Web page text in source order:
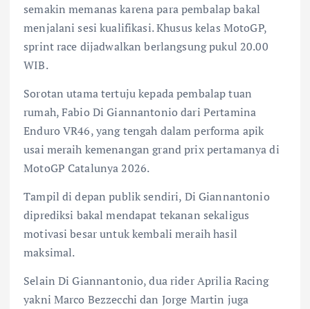
semakin memanas karena para pembalap bakal
menjalani sesi kualifikasi. Khusus kelas MotoGP,
sprint race dijadwalkan berlangsung pukul 20.00
WIB.
Sorotan utama tertuju kepada pembalap tuan
rumah, Fabio Di Giannantonio dari Pertamina
Enduro VR46, yang tengah dalam performa apik
usai meraih kemenangan grand prix pertamanya di
MotoGP Catalunya 2026.
Tampil di depan publik sendiri, Di Giannantonio
diprediksi bakal mendapat tekanan sekaligus
motivasi besar untuk kembali meraih hasil
maksimal.
Selain Di Giannantonio, dua rider Aprilia Racing
yakni Marco Bezzecchi dan Jorge Martin juga